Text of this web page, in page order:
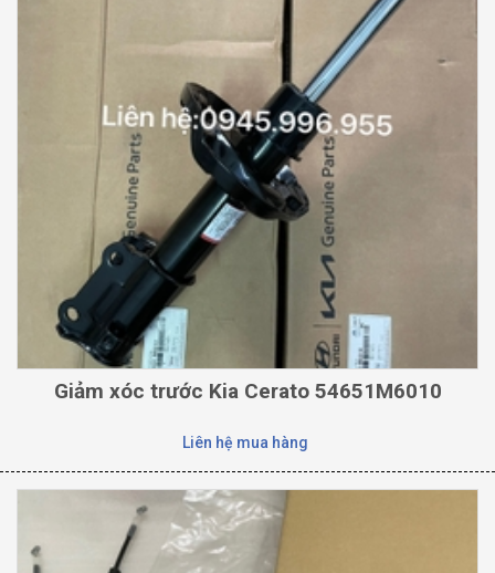
Giảm xóc trước Kia Cerato 54651M6010
Liên hệ mua hàng